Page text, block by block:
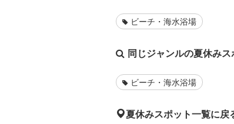
ビーチ・海水浴場
同じジャンルの夏休みス
ビーチ・海水浴場
夏休みスポット一覧に戻